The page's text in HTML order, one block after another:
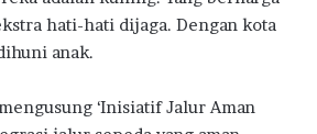
hati-hati dijaga. Dengan kota
anak.
‘Inisiatif Jalur Aman